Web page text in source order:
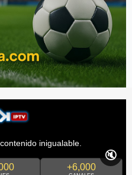
inigualable.
+6,000
🔇